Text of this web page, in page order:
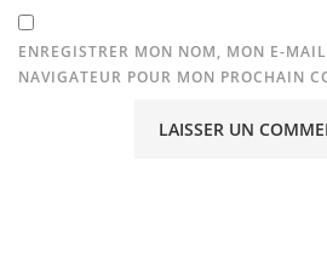
ENREGISTRER MON NOM, MON E-
NAVIGATEUR POUR MON PROCHAIN